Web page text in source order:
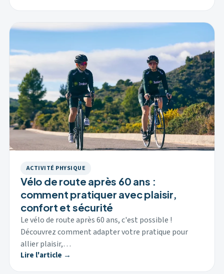
ACTIVITÉ PHYSIQUE
Vélo de route après 60 ans :
comment pratiquer avec plaisir,
confort et sécurité
Le vélo de route après 60 ans, c'est possible !
Découvrez comment adapter votre pratique pour
allier plaisir,…
Lire l'article →